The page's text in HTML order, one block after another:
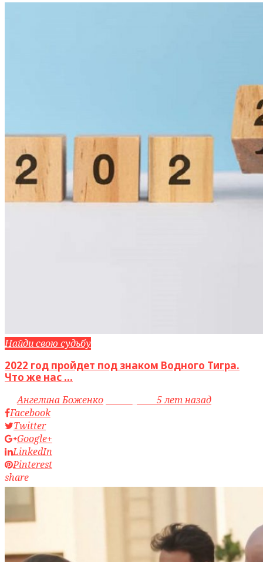
Найди свою судьбу
2022 год пройдет под знаком Водного Тигра.
Что же нас ...
byАнгелина Боженко
5 лет назад
Facebook
Twitter
Google+
LinkedIn
Pinterest
share